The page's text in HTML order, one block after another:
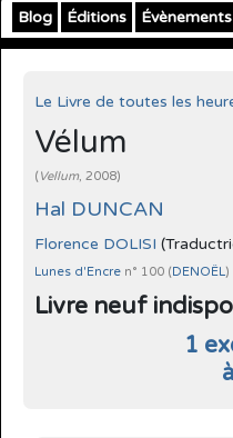
Blog Éditions Évènements
Le Livre de toutes les
Vélum
( Vellum, 2008)
Hal DUNCAN
Florence DOLISI
Lunes d'Encre n° 100 (DENOËL)
Livre neuf
1